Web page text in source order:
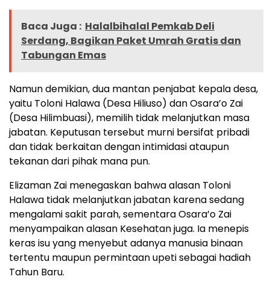
Baca Juga : Halalbihalal Pemkab Deli
Serdang, Bagikan Paket Umrah Gratis dan
Tabungan Emas
Namun demikian, dua mantan penjabat kepala desa,
yaitu Toloni Halawa (Desa Hiliuso) dan Osara’o Zai
(Desa Hilimbuasi), memilih tidak melanjutkan masa
jabatan. Keputusan tersebut murni bersifat pribadi
dan tidak berkaitan dengan intimidasi ataupun
tekanan dari pihak mana pun.
Elizaman Zai menegaskan bahwa alasan Toloni
Halawa tidak melanjutkan jabatan karena sedang
mengalami sakit parah, sementara Osara’o Zai
menyampaikan alasan Kesehatan juga. Ia menepis
keras isu yang menyebut adanya manusia binaan
tertentu maupun permintaan upeti sebagai hadiah
Tahun Baru.